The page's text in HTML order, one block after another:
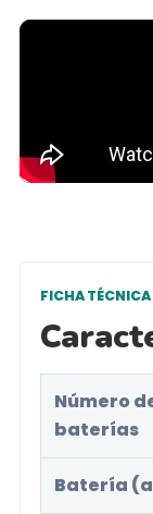
FICHA TÉCNICA
Número
baterías
Batería